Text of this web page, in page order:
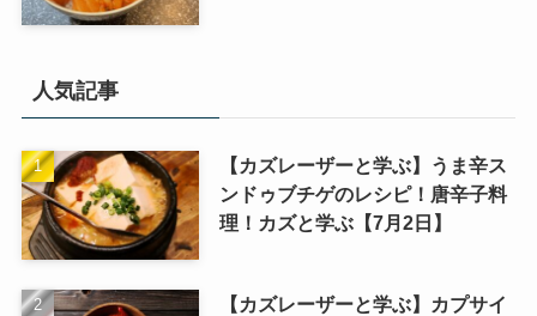
人気記事
【カズレーザーと学ぶ】うま辛ス
ンドゥブチゲのレシピ！唐辛子料
理！カズと学ぶ【7月2日】
【カズレーザーと学ぶ】カプサイ